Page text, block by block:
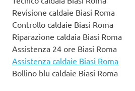
Revisione caldaie Biasi Roma
Controllo caldaie Biasi Roma
Riparazione caldaia Biasi Roma
Assistenza 24 ore Biasi Roma
Assistenza caldaie Biasi Roma
Bollino blu caldaie Biasi Roma